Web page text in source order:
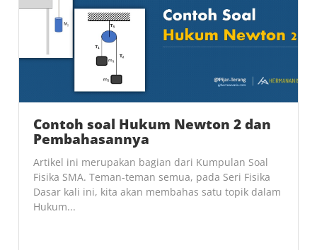
Contoh soal Hukum Newton 2 dan
Pembahasannya
Artikel ini merupakan bagian dari Kumpulan Soal
Fisika SMA. Teman-teman semua, pada Seri Fisika
Dasar kali ini, kita akan membahas satu topik dalam
Hukum...